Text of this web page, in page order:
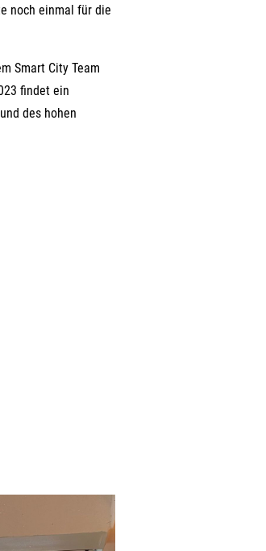
noch einmal für die
Smart City Team
findet ein
des hohen